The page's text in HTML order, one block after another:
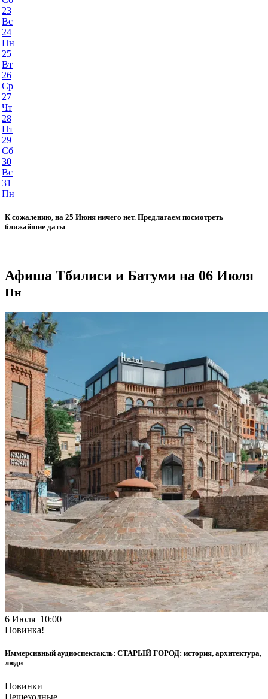
23
Вс
24
Пн
25
Вт
26
Ср
27
Чт
28
Пт
29
Сб
30
Вс
31
Пн
К сожалению, на 25 Июня ничего нет. Предлагаем посмотреть
ближайшие даты
Афиша Тбилиси и Батуми на 06 Июля
Пн
6 Июля 10:00
Новинка!
Иммерсивный аудиоспектакль: СТАРЫЙ ГОРОД: история, архитектура,
люди
Новинки